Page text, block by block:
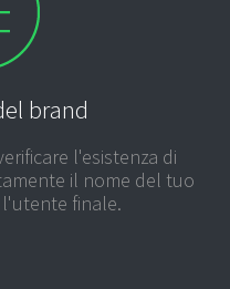
brand
l'esistenza di
il nome del tuo
finale.